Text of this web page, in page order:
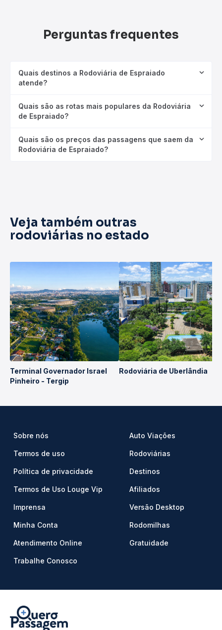
Perguntas frequentes
Quais destinos a Rodoviária de Espraiado
atende?
Quais são as rotas mais populares da Rodoviária
de Espraiado?
Quais são os preços das passagens que saem da
Rodoviária de Espraiado?
Veja também outras
rodoviárias no estado
Terminal Governador Israel
Pinheiro - Tergip
Rodoviária de Uberlândia
Sobre nós
Termos de uso
Política de privacidade
Termos de Uso Louge Vip
Imprensa
Minha Conta
Atendimento Online
Trabalhe Conosco
Auto Viações
Rodoviárias
Destinos
Afiliados
Versão Desktop
Rodomilhas
Gratuidade